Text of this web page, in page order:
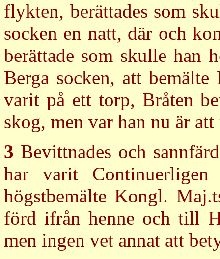
flykten, berättades som
socken en natt, där och
berättade som skulle han
Berga socken, att
varit på ett torp, Bråten
skog, men var han nu är
3 Bevittnades och
har varit
högstbemälte Kongl.
förd ifrån henne och till
men ingen vet annat att